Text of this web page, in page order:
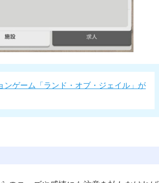
ゲーム「ランド・オブ・ジェイル」が